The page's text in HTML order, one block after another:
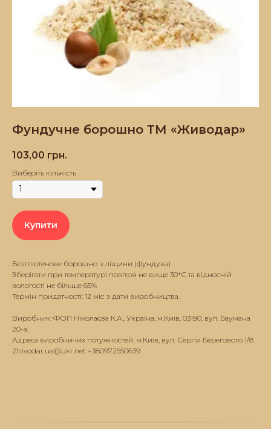
Фундучне борошно ТМ «Живодар»
103,00 грн.
Виберіть кількість
Купити
Безглютенове борошно з ліщини (фундука).
Зберігати при температурі повітря не вище 30*С та відносній
вологості не більше 65%
Термін придатності: 12 міс з дати виробництва.
Виробник: ФОП Ніколаєва К.А., Україна, м.Київ, 03190, вул. Баумана
20-а.
Адреса виробничих потужностей: м.Київ, вул. Сергія Берегового 1/8
Zhivodar.ua@ukr.net +380972550639